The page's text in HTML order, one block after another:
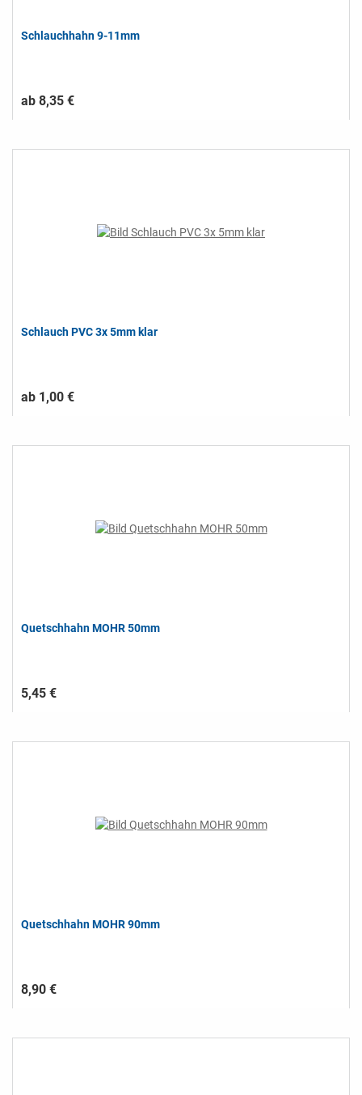
Schlauchhahn 9-11mm
ab 8,35 €
Schlauch PVC 3x 5mm klar
ab 1,00 €
Quetschhahn MOHR 50mm
5,45 €
Quetschhahn MOHR 90mm
8,90 €